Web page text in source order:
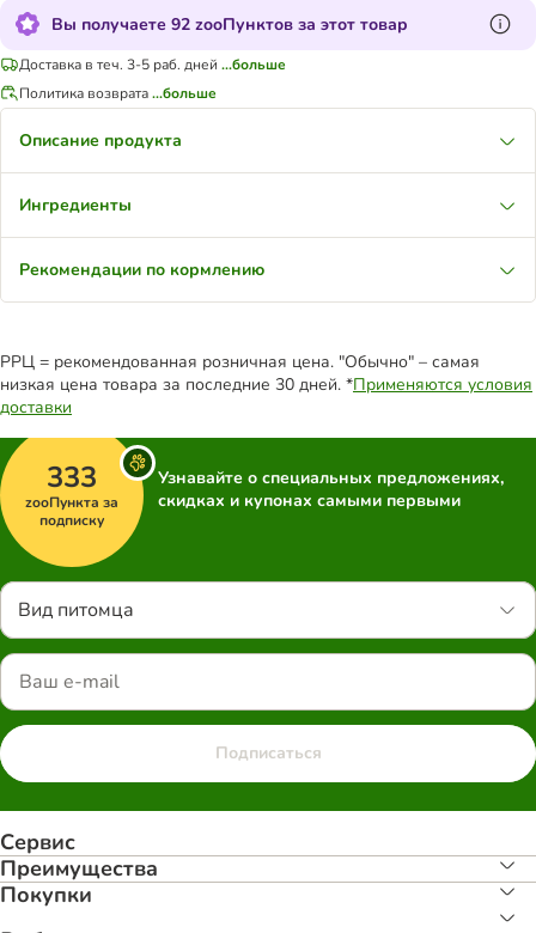
Вы получаете 92 zooПунктов за этот товар
Доставка в теч. 3-5 раб. дней ...больше
Политика возврата...больше
Описание продукта
Ингредиенты
Рекомендации по кормлению
РРЦ = рекомендованная розничная цена. "Обычно" – самая
низкая цена товара за последние 30 дней. *Применяются условия
доставки
333
zooПункта за
подписку
Узнавайте о специальных предложениях,
скидках и купонах самыми первыми
Вид питомца
Подписаться
Сервис
Преимуществa
Покупки